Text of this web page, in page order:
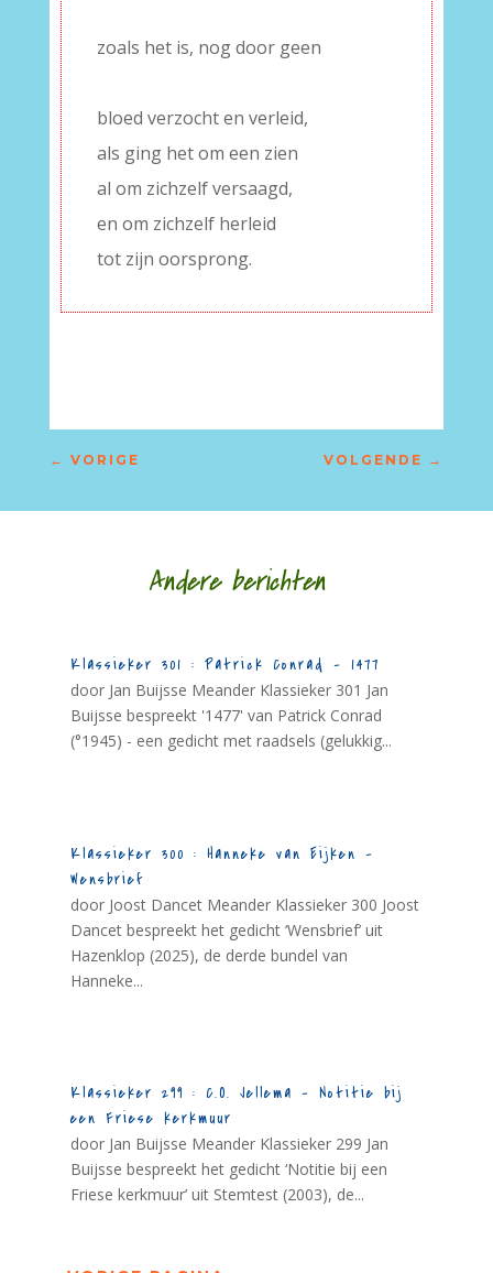
zoals het is, nog door geen
bloed verzocht en verleid,
als ging het om een zien
al om zichzelf versaagd,
en om zichzelf herleid
tot zijn oorsprong.
← VORIGE VOLGENDE →
Andere berichten
Klassieker 301 : Patrick Conrad – 1477
door Jan Buijsse Meander Klassieker 301 Jan
Buijsse bespreekt '1477' van Patrick Conrad
(°1945) - een gedicht met raadsels (gelukkig...
Klassieker 300 : Hanneke van Eijken –
Wensbrief
door Joost Dancet Meander Klassieker 300 Joost
Dancet bespreekt het gedicht ‘Wensbrief’ uit
Hazenklop (2025), de derde bundel van
Hanneke...
Klassieker 299 : C.O. Jellema – Notitie bij
een Friese kerkmuur
door Jan Buijsse Meander Klassieker 299 Jan
Buijsse bespreekt het gedicht ‘Notitie bij een
Friese kerkmuur’ uit Stemtest (2003), de...